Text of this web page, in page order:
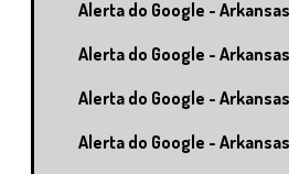
Alerta do Google -
Alerta do Google -
Alerta do Google -
Alerta do Google -